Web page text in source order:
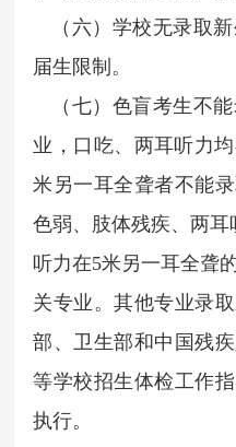
（六）学校无录取
届生限制。
（七）色盲考生不
业，口吃、两耳听力
米另一耳全聋者不能
色弱、肢体残疾、两
听力在5米另一耳全聋
关专业。其他专业录
部、卫生部和中国残
等学校招生体检工作
执行。